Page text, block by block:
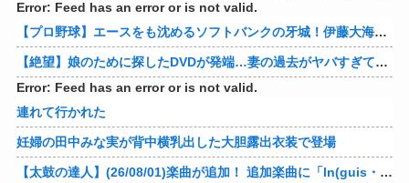
Error: Feed has an error or is not valid.
【プロ野球】エースをも沈めるソフトバンクの牙城！伊藤大海の対ホークス防御率から見るパリーグの厳しさ
【絶望】娘のために探したDVDが発端…妻の過去がヤバすぎてメンタル崩壊ｗｗｗｗ 他
Error: Feed has an error or is not valid.
連れて行かれた
妊婦の田中みな実が背中横乳出した大胆露出衣装で登場
【太鼓の達人】(26/08/01)楽曲が追加！ 追加楽曲に「ln(guis・tics) / Sephid」「Remnath / ぺのれり」の2曲が登場！！